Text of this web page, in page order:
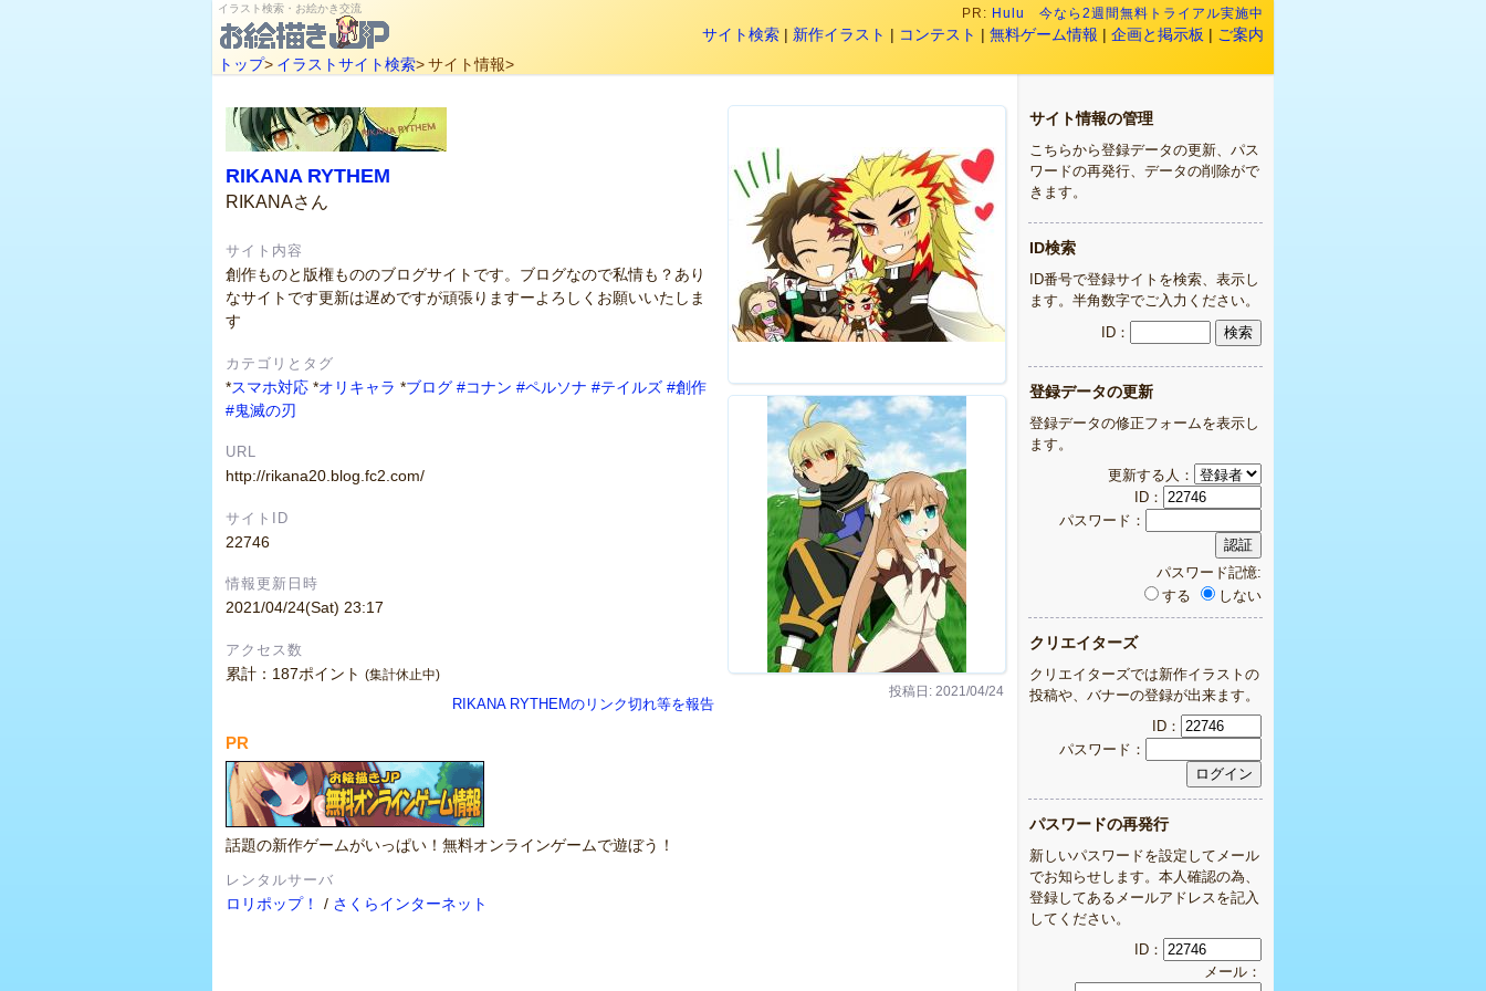
イラスト検索・お絵かき交流 PR: Hulu 今なら2週間無料トライアル実施中
サイト検索 | 新作イラスト | コンテスト | 無料ゲーム情報 | 企画と掲示板 | ご案内
トップ> イラストサイト検索>サイト情報>
投稿日: 2021/04/24
RIKANA RYTHEM
RIKANAさん
サイト内容
創作ものと版権もののブログサイトです。ブログなので私情も？あり
なサイトです更新は遅めですが頑張りますーよろしくお願いいたしま
す
カテゴリとタグ
*スマホ対応 *オリキャラ *ブログ #コナン #ペルソナ #テイルズ #創作
#鬼滅の刃
URL
http://rikana20.blog.fc2.com/
サイトID
22746
情報更新日時
2021/04/24(Sat) 23:17
アクセス数
累計：187ポイント (集計休止中)
RIKANA RYTHEMのリンク切れ等を報告
PR
話題の新作ゲームがいっぱい！無料オンラインゲームで遊ぼう！
レンタルサーバ
ロリポップ！ / さくらインターネット
サイト情報の管理
こちらから登録データの更新、パス
ワードの再発行、データの削除がで
きます。
ID検索
ID番号で登録サイトを検索、表示し
ます。半角数字でご入力ください。
ID：
登録データの更新
登録データの修正フォームを表示し
ます。
更新する人：
ID：
パスワード：
パスワード記憶:
する
しない
クリエイターズ
クリエイターズでは新作イラストの
投稿や、バナーの登録が出来ます。
ID：
パスワード：
パスワードの再発行
新しいパスワードを設定してメール
でお知らせします。本人確認の為、
登録してあるメールアドレスを記入
してください。
ID：
メール：